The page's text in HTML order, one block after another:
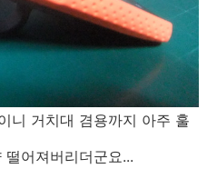
니 거치대 겸용까지 아주 훌
어져버리더군요...